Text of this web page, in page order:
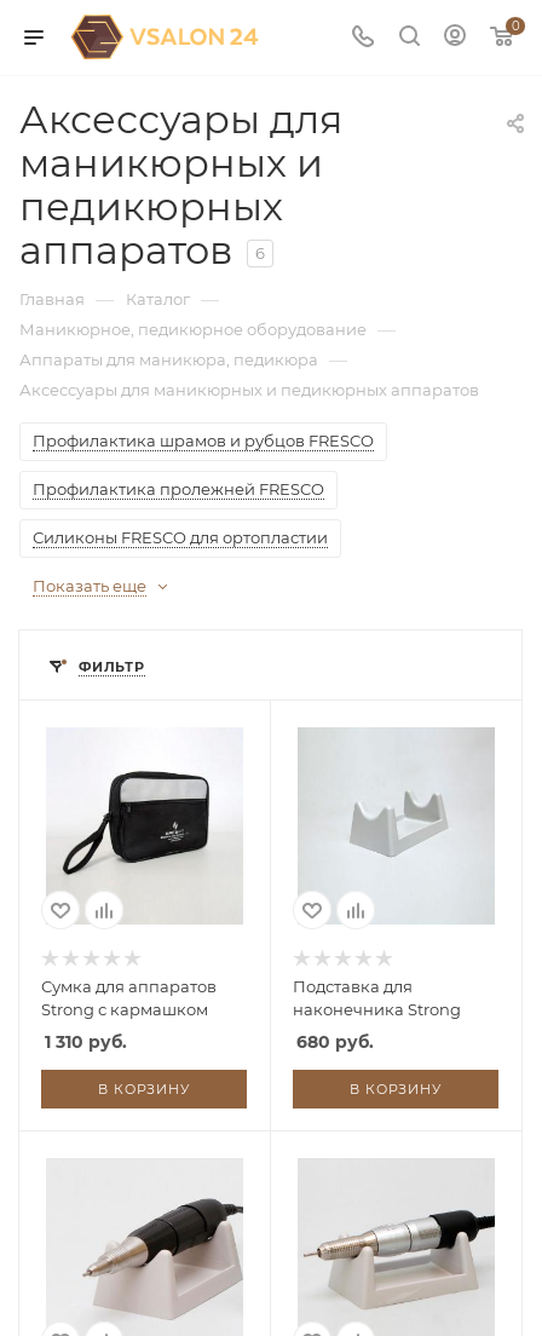
0
Аксессуары для
маникюрных и
педикюрных
аппаратов
6
Главная — Каталог —
Маникюрное, педикюрное оборудование —
Аппараты для маникюра, педикюра —
Аксессуары для маникюрных и педикюрных аппаратов
Профилактика шрамов и рубцов FRESCO
Профилактика пролежней FRESCO
Силиконы FRESCO для ортопластии
Показать еще
ФИЛЬТР
Сумка для аппаратов
Strong с кармашком
1 310 руб.
В КОРЗИНУ
Подставка для
наконечника Strong
680 руб.
В КОРЗИНУ